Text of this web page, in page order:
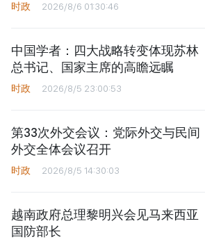
时政 2026/8/6 01:30:46
中国学者：四大战略转变体现苏林
总书记、国家主席的高瞻远瞩
时政 2026/8/5 23:00:53
第33次外交会议：党际外交与民间
外交全体会议召开
时政 2026/8/5 14:30:03
越南政府总理黎明兴会见马来西亚
国防部长